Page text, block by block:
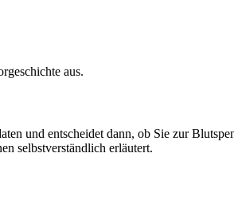
aus.
und entscheidet dann, ob Sie zur
selbstverständlich erläutert.